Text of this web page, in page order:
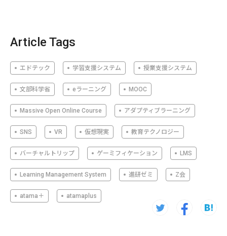
Article Tags
エドテック 学習支援システム 授業支援システム
文部科学省 eラーニング MOOC
Massive Open Online Course アダプティブラーニング
SNS VR 仮想現実 教育テクノロジー
バーチャルトリップ ゲーミフィケーション LMS
Learning Management System 進研ゼミ Z会
atama＋ atamaplus